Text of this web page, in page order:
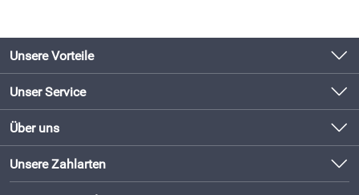
Unsere Vorteile
Produkte original und direkt vom Hersteller
Bewährte Qualität
Bestellen und direkt beim Hersteller abholen!
Unser Service
Kontakt
Newsletter
Lieferbedingungen
Über uns
Unsere Bestseller
Neu
Unsere Zahlarten